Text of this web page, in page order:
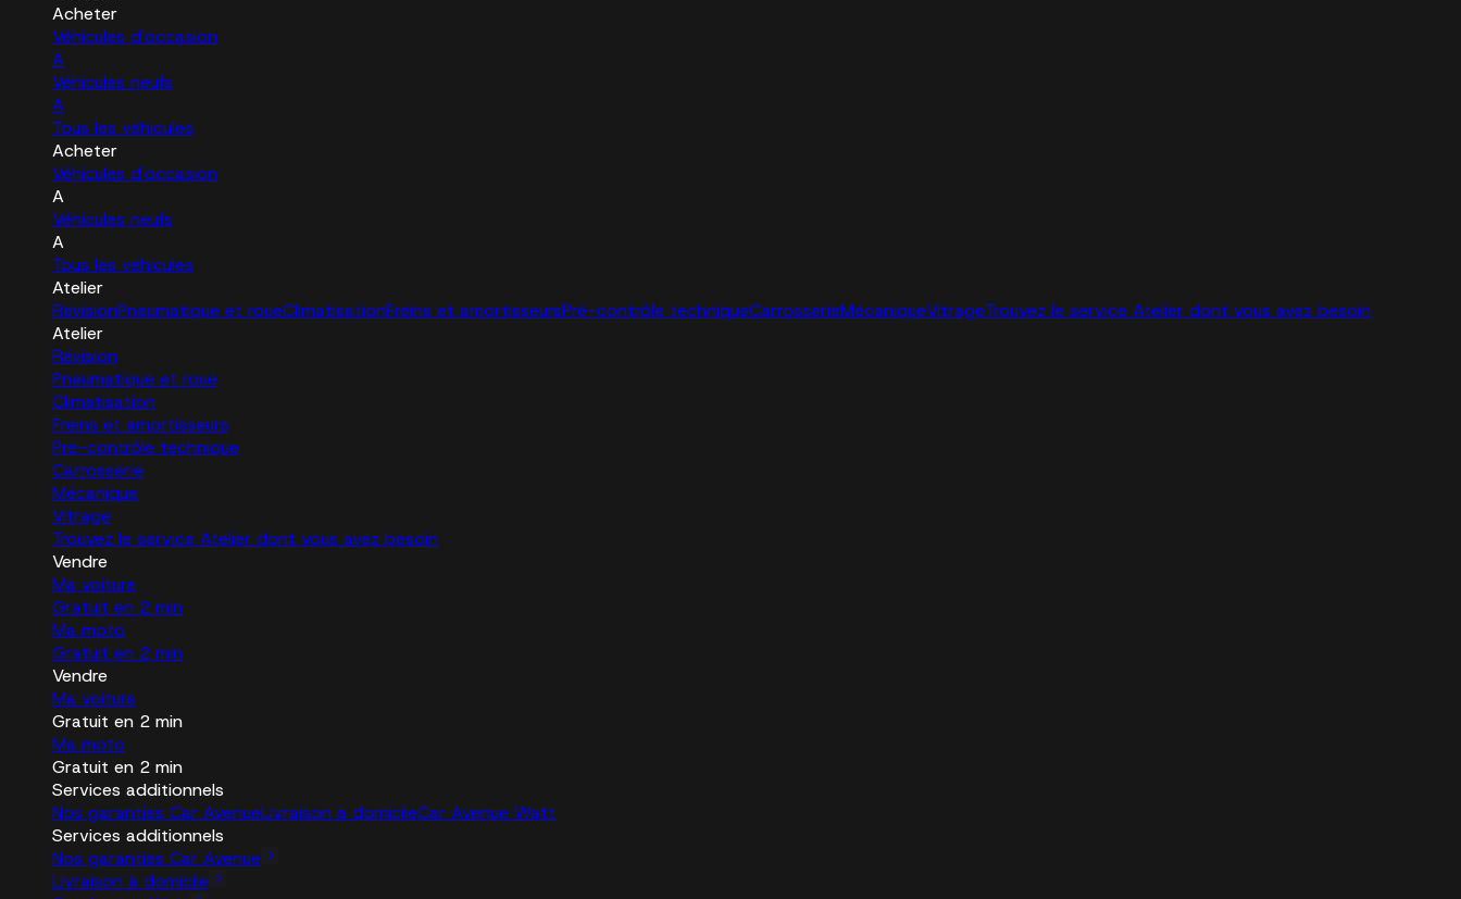
Acheter
Véhicules d'occasion
A
Véhicules neufs
A
Tous les véhicules
Acheter
Véhicules d'occasion
A
Véhicules neufs
A
Tous les véhicules
Atelier
RévisionPneumatique et roueClimatisationFreins et amortisseursPré-contrôle techniqueCarrosserieMécaniqueVitrageTrouvez le service Atelier dont vous avez besoin
Atelier
Révision
Pneumatique et roue
Climatisation
Freins et amortisseurs
Pré-contrôle technique
Carrosserie
Mécanique
Vitrage
Trouvez le service Atelier dont vous avez besoin
Vendre
Ma voiture
Gratuit en 2 min
Ma moto
Gratuit en 2 min
Vendre
Ma voiture
Gratuit en 2 min
Ma moto
Gratuit en 2 min
Services additionnels
Nos garanties Car AvenueLivraison à domicileCar Avenue Watt
Services additionnels
Nos garanties Car Avenue
Livraison à domicile